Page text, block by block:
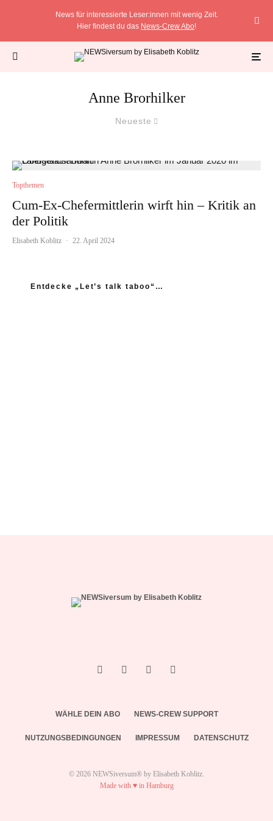
News für interessierte Leser:innen mit wenig Zeit.
Hier findest du das News-Crew Abo!
Anne Brorhilker
Neueste
Topthemen
Cum-Ex-Chefermittlerin wirft hin – Kritik an
der Politik
Elisabeth Koblitz · 22. April 2024
Entdecke „Let’s talk taboo“…
WÄHLE DEIN ABO NEWS-CREW SUPPORT
NUTZUNGSBEDINGUNGEN IMPRESSUM DATENSCHUTZ
© 2026 NEWSiversum® by Elisabeth Koblitz.
Made with ♥ in Hamburg